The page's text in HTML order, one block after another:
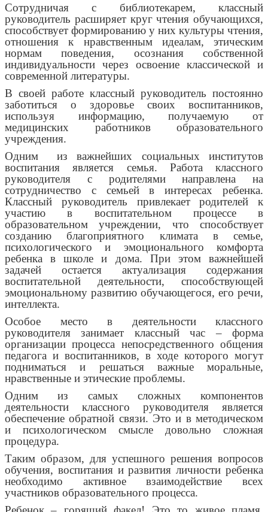
Сотрудничая с библиотекарем, классный
руководитель расширяет круг чтения обучающихся,
способствует формированию у них культуры чтения,
отношения к нравственным идеалам, этическим
нормам поведения, осознания собственной
индивидуальности через освоение классической и
современной литературы.
В своей работе классный руководитель постоянно
заботиться о здоровье своих воспитанников,
используя информацию, получаемую от
медицинских работников образовательного
учреждения.
Одним из важнейших социальных институтов
воспитания является семья. Работа классного
руководителя с родителями направлена на
сотрудничество с семьей в интересах ребенка.
Классный руководитель привлекает родителей к
участию в воспитательном процессе в
образовательном учреждении, что способствует
созданию благоприятного климата в семье,
психологического и эмоционального комфорта
ребенка в школе и дома. При этом важнейшей
задачей остается актуализация содержания
воспитательной деятельности, способствующей
эмоциональному развитию обучающегося, его речи,
интеллекта.
Особое место в деятельности классного
руководителя занимает классный час – форма
организации процесса непосредственного общения
педагога и воспитанников, в ходе которого могут
подниматься и решаться важные моральные,
нравственные и этические проблемы.
Одним из самых сложных компонентов
деятельности классного руководителя является
обеспечение обратной связи. Это и в методическом
и психологическом смысле довольно сложная
процедура.
Таким образом, для успешного решения вопросов
обучения, воспитания и развития личности ребенка
необходимо активное взаимодействие всех
участников образовательного процесса.